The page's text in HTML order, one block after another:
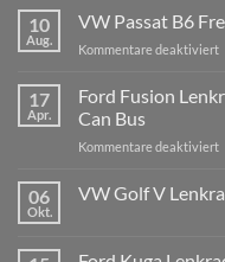
zu
3er
Radio
Tausch
1
DIN
DIN
10
Aug.
VW Passat B6
Kommentare deaktiviert
17
Apr.
Ford Fusion
Can Bus
Kommentare deaktiviert
06
Okt.
VW Golf V